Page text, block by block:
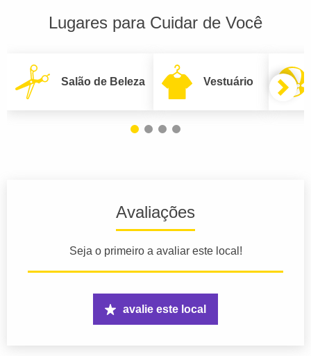
Lugares para Cuidar de Você
Salão de Beleza Vestuário
Avaliações
Seja o primeiro a avaliar este local!
avalie este local